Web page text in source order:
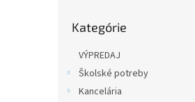
kategórie
Kategórie
VÝPREDAJ
Školské potreby
Kancelária